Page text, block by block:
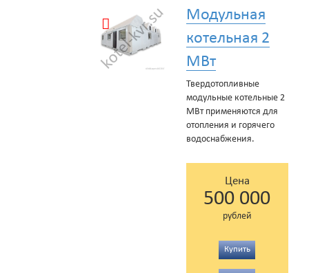
Модульная
котельная 2
МВт
Твердотопливные
модульные котельные 2
МВт применяются для
отопления и горячего
водоснабжения.
Цена
500 000
рублей
Купить